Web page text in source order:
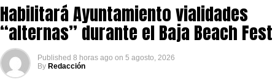
Habilitará Ayuntamiento vialidades
“alternas” durante el Baja Beach Fest
Published 8 horas ago on 5 agosto, 2026
By Redacción